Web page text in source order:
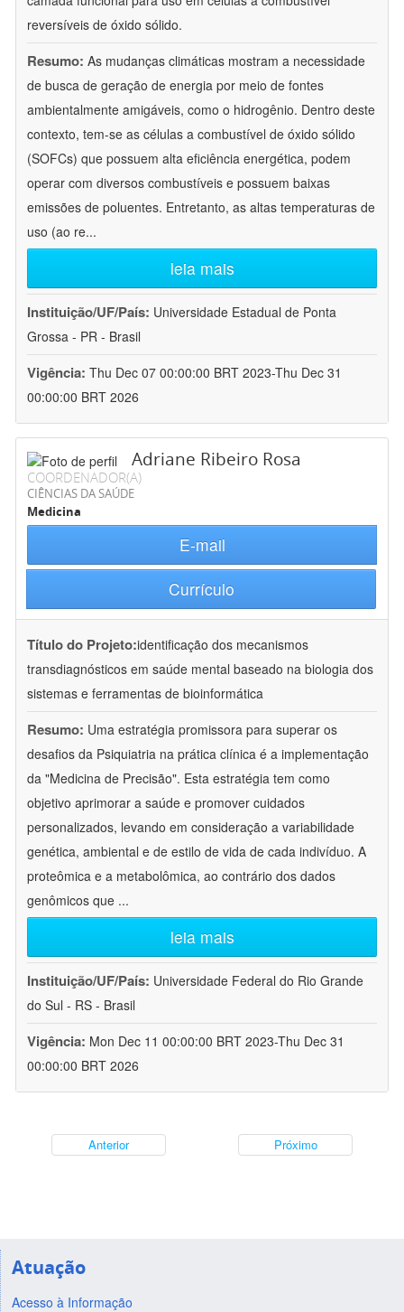
reversíveis de óxido sólido.
Resumo: As mudanças climáticas mostram a necessidade
de busca de geração de energia por meio de fontes
ambientalmente amigáveis, como o hidrogênio. Dentro deste
contexto, tem-se as células a combustível de óxido sólido
(SOFCs) que possuem alta eficiência energética, podem
operar com diversos combustíveis e possuem baixas
emissões de poluentes. Entretanto, as altas temperaturas de
uso (ao re...
leia mais
Instituição/UF/País: Universidade Estadual de Ponta
Grossa - PR - Brasil
Vigência: Thu Dec 07 00:00:00 BRT 2023-Thu Dec 31
00:00:00 BRT 2026
Adriane Ribeiro Rosa
COORDENADOR(A)
CIÊNCIAS DA SAÚDE
Medicina
E-mail
Currículo
Título do Projeto:identificação dos mecanismos
transdiagnósticos em saúde mental baseado na biologia dos
sistemas e ferramentas de bioinformática
Resumo: Uma estratégia promissora para superar os
desafios da Psiquiatria na prática clínica é a implementação
da "Medicina de Precisão". Esta estratégia tem como
objetivo aprimorar a saúde e promover cuidados
personalizados, levando em consideração a variabilidade
genética, ambiental e de estilo de vida de cada indivíduo. A
proteômica e a metabolômica, ao contrário dos dados
genômicos que ...
leia mais
Instituição/UF/País: Universidade Federal do Rio Grande
do Sul - RS - Brasil
Vigência: Mon Dec 11 00:00:00 BRT 2023-Thu Dec 31
00:00:00 BRT 2026
Anterior Próximo
Atuação
Acesso à Informação